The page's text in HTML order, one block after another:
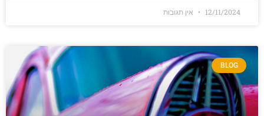
12/11/2024 אין תגובות
BLOG